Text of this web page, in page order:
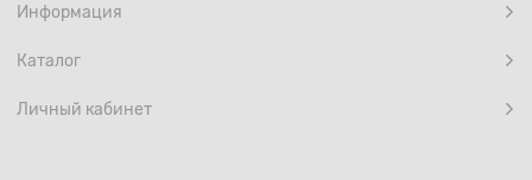
Информация
Каталог
Личный кабинет